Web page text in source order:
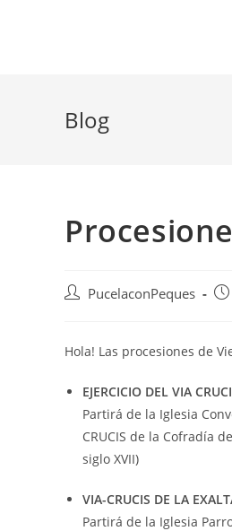
Blog
PucelaconPeques
Hola! Las procesiones de
EJERCICIO DEL VIA
Partirá de la Iglesia
CRUCIS de la Cofradía
siglo XVII)
VIA-CRUCIS DE LA
Partirá de la Iglesia